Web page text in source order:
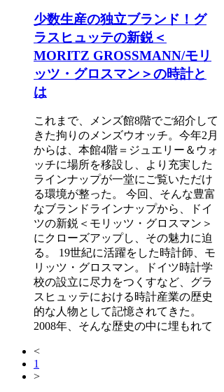
少数生産の独立ブランド！グ
ラスヒュッテの新鋭＜
MORITZ GROSSMANN/モリ
ッツ・グロスマン＞の時計と
は
これまで、メンズ館8階でご紹介して
きた拘りのメンズウオッチ。今年2月
からは、本館4階＝ジュエリー＆ウォ
ッチに場所を移設し、より充実した
ラインナップが一堂にご覧いただけ
る環境が整った。 今回、そんな豊富
なブランドラインナップから、ドイ
ツの新鋭＜モリッツ・グロスマン＞
にクローズアップし、その魅力に迫
る。 19世紀に活躍をした時計師、モ
リッツ・グロスマン。ドイツ時計学
校の設立に尽力をつくすなど、グラ
スヒュッテにおける時計産業の歴史
的な人物として記憶されてきた。
2008年、そんな歴史の中に埋もれて
<
1
>